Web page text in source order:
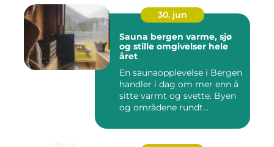
30. jun
Sauna bergen varme, sjø
og stille omgivelser hele
året
En saunaopplevelse i Bergen
handler i dag om mer enn å
sitte varmt og svette. Byen
og områdene rundt...